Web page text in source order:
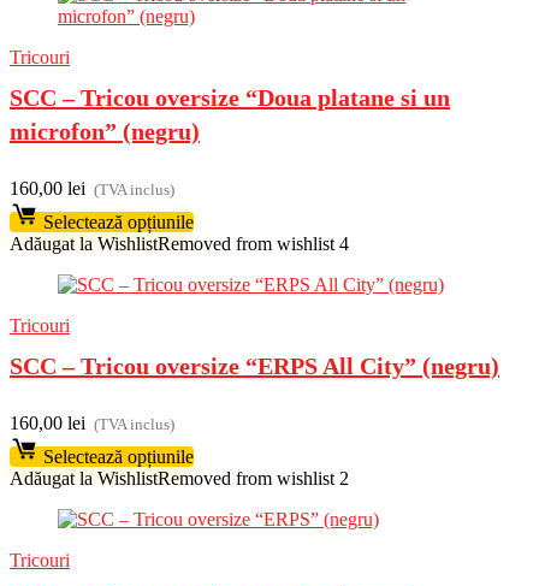
Tricouri
SCC – Tricou oversize “Doua platane si un
microfon” (negru)
160,00 lei (TVA inclus)
Selectează opțiunile
Adăugat la WishlistRemoved from wishlist 4
Tricouri
SCC – Tricou oversize “ERPS All City” (negru)
160,00 lei (TVA inclus)
Selectează opțiunile
Adăugat la WishlistRemoved from wishlist 2
Tricouri